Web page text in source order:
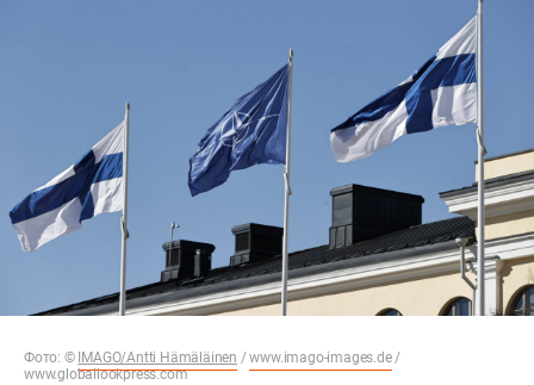
Фото: © IMAGO/Antti Hämäläinen /www.imago-images.de/
www.globallookpress.com